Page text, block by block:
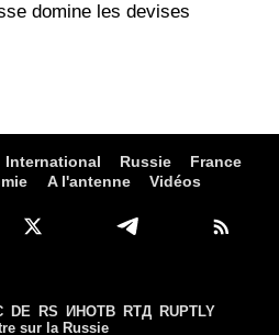
domine les devises
International Russie
France
A l'antenne Vidéos
DE RS ИНОТВ RTД
RUPTLY
sur la Russie